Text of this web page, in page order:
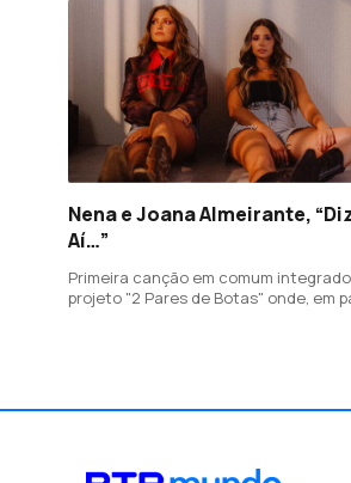
Nena e Joana Almeirante,
Aí…”
Primeira canção em comum
projeto "2 Pares de Botas" onde, em